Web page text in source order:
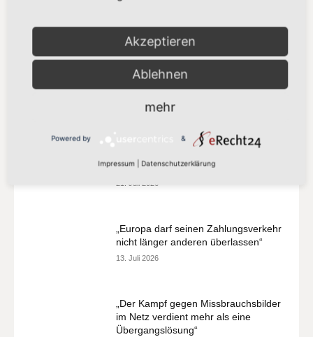
8. Juli 2026
Klimazielen zurück“
21. Juli 2026
„Europa darf seinen Zahlungsverkehr
nicht länger anderen überlassen“
13. Juli 2026
„Der Kampf gegen Missbrauchsbilder
im Netz verdient mehr als eine
Übergangslösung“
Akzeptieren
Ablehnen
mehr
Powered by &
Impressum Datenschutzerklärung